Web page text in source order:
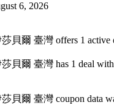
6, 2026
貝爾 臺灣 offers 1 active
貝爾 臺灣 has 1 deal with
貝爾 臺灣 coupon data